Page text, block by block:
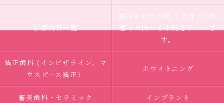
診療内容一覧
噛み合わせ治療 ｜全身への影
響｜全国から来院されていま
す。
矯正歯科 (インビザライン、マ
ウスピース矯正）
ホワイトニング
審美歯科・セラミック インプラント